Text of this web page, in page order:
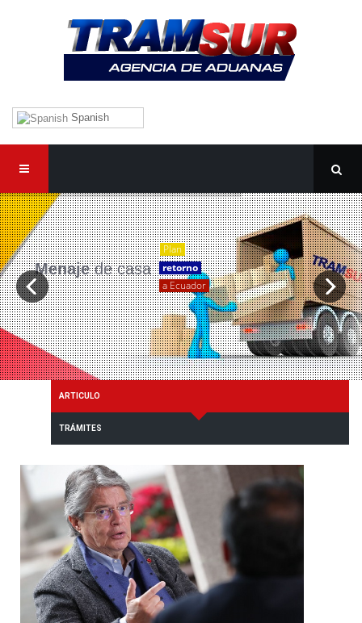
Spanish
Plan
Menajede casa
retorno
a Ecuador
ARTICULO
TRÁMITES